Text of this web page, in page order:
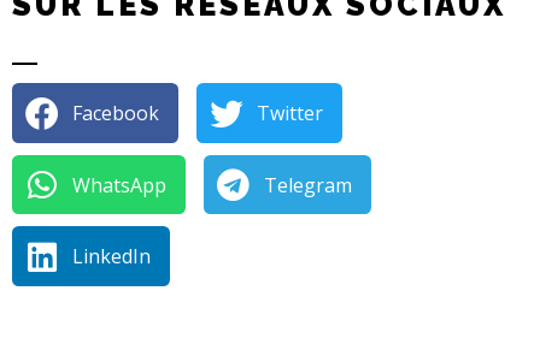
Facebook Twitter
WhatsApp Telegram
LinkedIn